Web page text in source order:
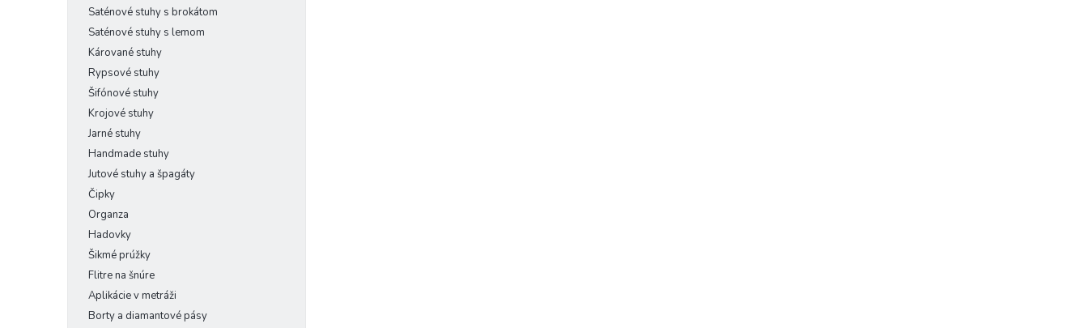
Saténové stuhy s brokátom
Saténové stuhy s lemom
Kárované stuhy
Rypsové stuhy
Šifónové stuhy
Krojové stuhy
Jarné stuhy
Handmade stuhy
Jutové stuhy a špagáty
Čipky
Organza
Hadovky
Šikmé prúžky
Flitre na šnúre
Aplikácie v metráži
Borty a diamantové pásy